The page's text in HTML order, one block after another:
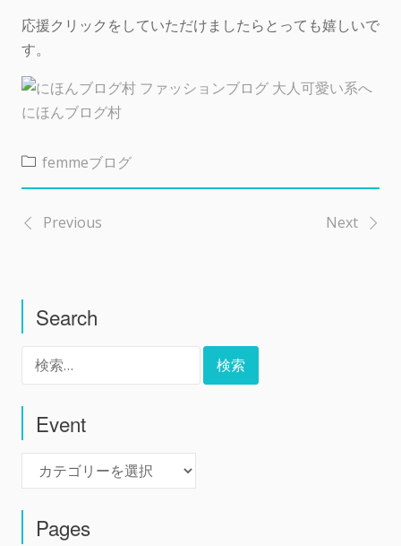
応援クリックをしていただけましたらとっても嬉しいで
す。
にほんブログ村
femmeブログ
投
ナ
ビ
ゲ
ー
シ
Previous Next
Search
Event
Pages